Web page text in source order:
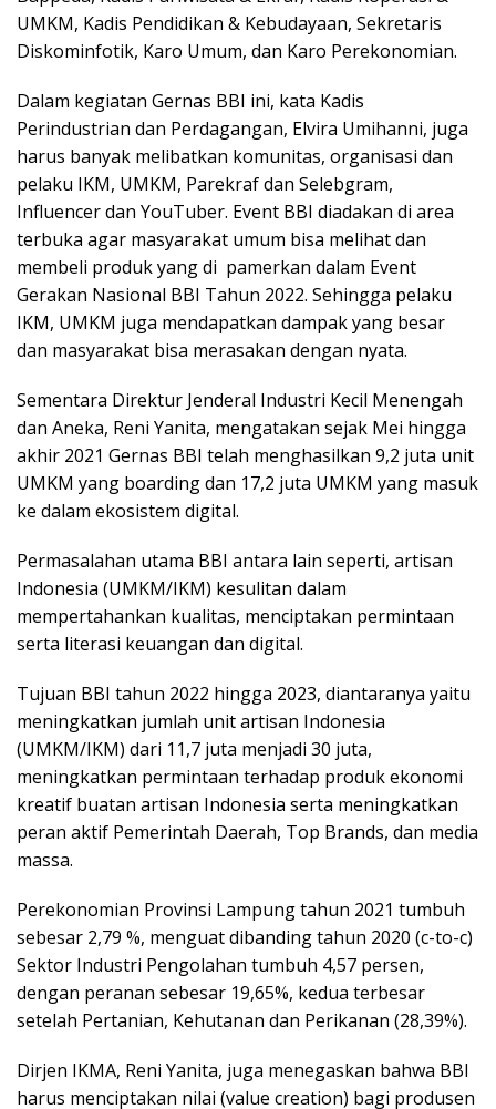
UMKM, Kadis Pendidikan & Kebudayaan, Sekretaris
Diskominfotik, Karo Umum, dan Karo Perekonomian.
Dalam kegiatan Gernas BBI ini, kata Kadis
Perindustrian dan Perdagangan, Elvira Umihanni, juga
harus banyak melibatkan komunitas, organisasi dan
pelaku IKM, UMKM, Parekraf dan Selebgram,
Influencer dan YouTuber. Event BBI diadakan di area
terbuka agar masyarakat umum bisa melihat dan
membeli produk yang di pamerkan dalam Event
Gerakan Nasional BBI Tahun 2022. Sehingga pelaku
IKM, UMKM juga mendapatkan dampak yang besar
dan masyarakat bisa merasakan dengan nyata.
Sementara Direktur Jenderal Industri Kecil Menengah
dan Aneka, Reni Yanita, mengatakan sejak Mei hingga
akhir 2021 Gernas BBI telah menghasilkan 9,2 juta unit
UMKM yang boarding dan 17,2 juta UMKM yang masuk
ke dalam ekosistem digital.
Permasalahan utama BBI antara lain seperti, artisan
Indonesia (UMKM/IKM) kesulitan dalam
mempertahankan kualitas, menciptakan permintaan
serta literasi keuangan dan digital.
Tujuan BBI tahun 2022 hingga 2023, diantaranya yaitu
meningkatkan jumlah unit artisan Indonesia
(UMKM/IKM) dari 11,7 juta menjadi 30 juta,
meningkatkan permintaan terhadap produk ekonomi
kreatif buatan artisan Indonesia serta meningkatkan
peran aktif Pemerintah Daerah, Top Brands, dan media
massa.
Perekonomian Provinsi Lampung tahun 2021 tumbuh
sebesar 2,79 %, menguat dibanding tahun 2020 (c-to-c)
Sektor Industri Pengolahan tumbuh 4,57 persen,
dengan peranan sebesar 19,65%, kedua terbesar
setelah Pertanian, Kehutanan dan Perikanan (28,39%).
Dirjen IKMA, Reni Yanita, juga menegaskan bahwa BBI
harus menciptakan nilai (value creation) bagi produsen